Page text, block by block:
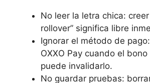
No leer la letra chica:
rollover” significa libre
Ignorar el método de
OXXO Pay cuando el bono
puede invalidarlo.
No guardar pruebas: